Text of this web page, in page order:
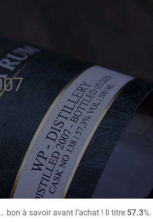
… bon à savoir avant l’achat ! Il titre 57.3%.